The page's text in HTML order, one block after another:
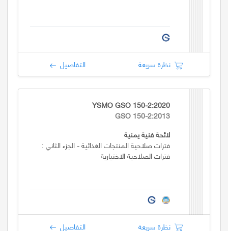
نظرة سريعة التفاصيل
YSMO GSO 150-2:2020
GSO 150-2:2013
لائحة فنية يمنية
فترات صلاحية المنتجات الغذائية - الجزء الثاني :
فترات الصلاحية الاختيارية
نظرة سريعة التفاصيل